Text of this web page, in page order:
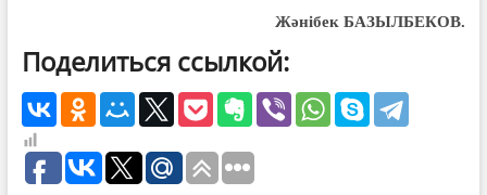
Жәнібек БАЗЫЛБЕКОВ.
Поделиться ссылкой: